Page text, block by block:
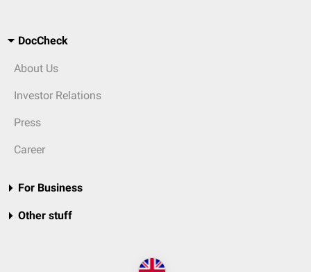
DocCheck
About Us
Investor Relations
Press
Career
For Business
Other stuff